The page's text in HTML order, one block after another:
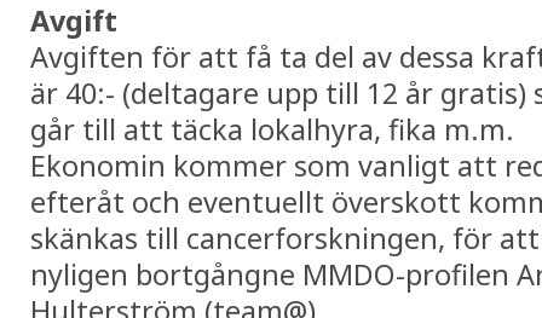
Avgift
Avgiften för att få ta del av dessa
är 40:- (deltagare upp till 12 år gratis)
går till att täcka lokalhyra, fika m.m.
Ekonomin kommer som vanligt att
efteråt och eventuellt överskott
skänkas till cancerforskningen, för
nyligen bortgångne MMDO-profilen